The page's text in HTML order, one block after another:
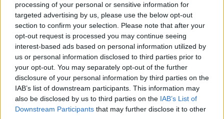
processing of your personal or sensitive information for
targeted advertising by us, please use the below opt-out
section to confirm your selection. Please note that after your
opt-out request is processed you may continue seeing
interest-based ads based on personal information utilized by
us or personal information disclosed to third parties prior to
your opt-out. You may separately opt-out of the further
disclosure of your personal information by third parties on the
IAB’s list of downstream participants. This information may
also be disclosed by us to third parties on the IAB’s List of
Downstream Participants that may further disclose it to other